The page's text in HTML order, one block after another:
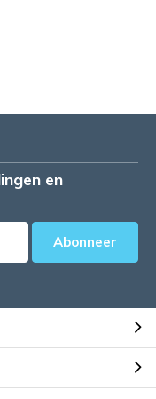
en
Abonneer